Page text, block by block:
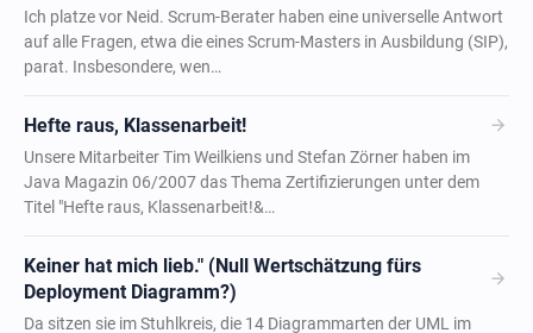
Ich platze vor Neid. Scrum-Berater haben eine universelle Antwort
auf alle Fragen, etwa die eines Scrum-Masters in Ausbildung (SIP),
parat. Insbesondere, wen…
Hefte raus, Klassenarbeit! arrow_forward
Unsere Mitarbeiter Tim Weilkiens und Stefan Zörner haben im
Java Magazin 06/2007 das Thema Zertifizierungen unter dem
Titel "Hefte raus, Klassenarbeit!&…
Keiner hat mich lieb." (Null Wertschätzung fürs
Deployment Diagramm?)
arrow_forward
Da sitzen sie im Stuhlkreis, die 14 Diagrammarten der UML im